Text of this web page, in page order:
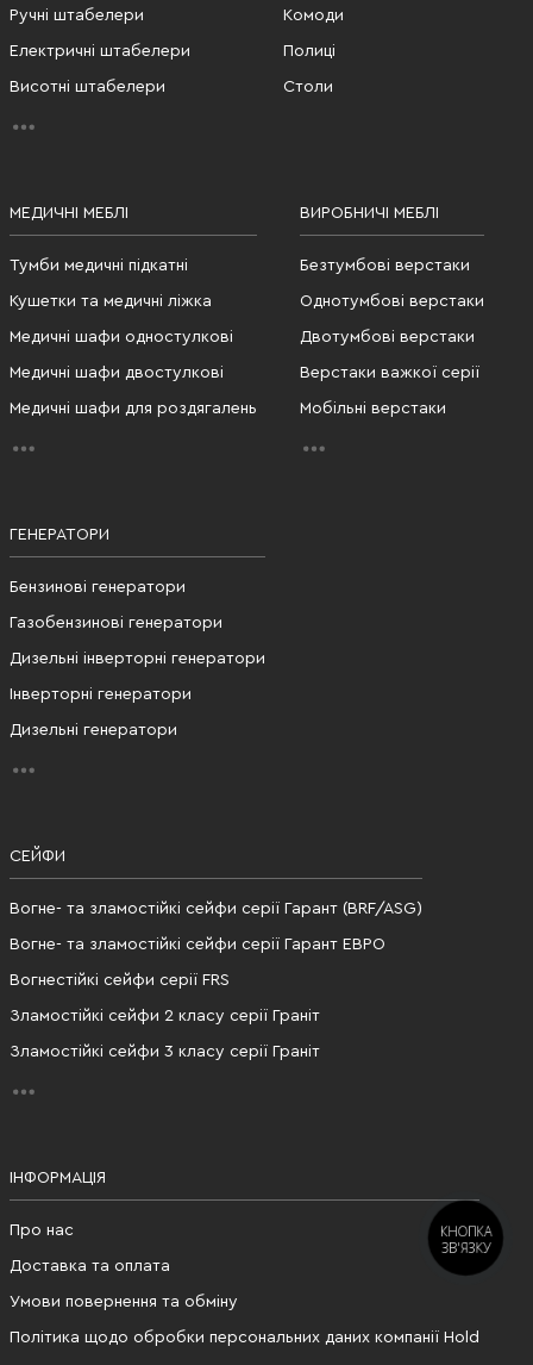
Ручні штабелери
Електричні штабелери
Висотні штабелери
Комоди
Полиці
Столи
МЕДИЧНІ МЕБЛІ
Тумби медичні підкатні
Кушетки та медичні ліжка
Медичні шафи одностулкові
Медичні шафи двостулкові
Медичні шафи для роздягалень
ВИРОБНИЧІ МЕБЛІ
Безтумбові верстаки
Однотумбові верстаки
Двотумбові верстаки
Верстаки важкої серії
Мобільні верстаки
ГЕНЕРАТОРИ
Бензинові генератори
Газобензинові генератори
Дизельні інверторні генератори
Інверторні генератори
Дизельні генератори
СЕЙФИ
Вогне- та зламостійкі сейфи серії Гарант (BRF/ASG)
Вогне- та зламостійкі сейфи серії Гарант ЕВРО
Вогнестійкі сейфи серії FRS
Зламостійкі сейфи 2 класу серії Граніт
Зламостійкі сейфи 3 класу серії Граніт
ІНФОРМАЦІЯ
Про нас
Доставка та оплата
Умови повернення та обміну
Політика щодо обробки персональних даних компанії Hold
КНОПКА
ЗВ'ЯЗКУ